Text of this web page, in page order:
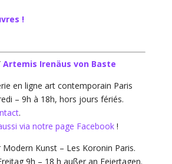
!
Artemis Irenäus von Baste
en ligne art contemporain Paris
– 9h à 18h, hors jours fériés.
.
via notre page Facebook !
Modern Kunst – Les Koronin Paris.
9h – 18 h außer an Feiertagen.